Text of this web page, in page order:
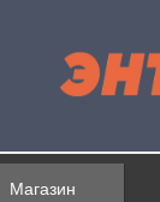
Магазин